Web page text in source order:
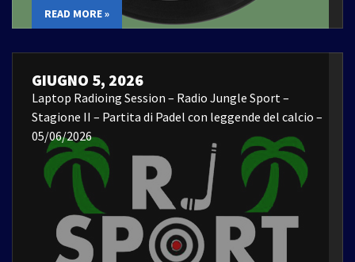
READ MORE »
GIUGNO 5, 2026
Laptop Radioing Session – Radio Jungle Sport –
Stagione II – Partita di Padel con leggende del calcio –
05/06/2026